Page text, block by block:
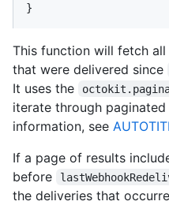
}
This function will fetch
that were delivered since
It uses the
iterate through
information, see
If a page of results
before
the deliveries that